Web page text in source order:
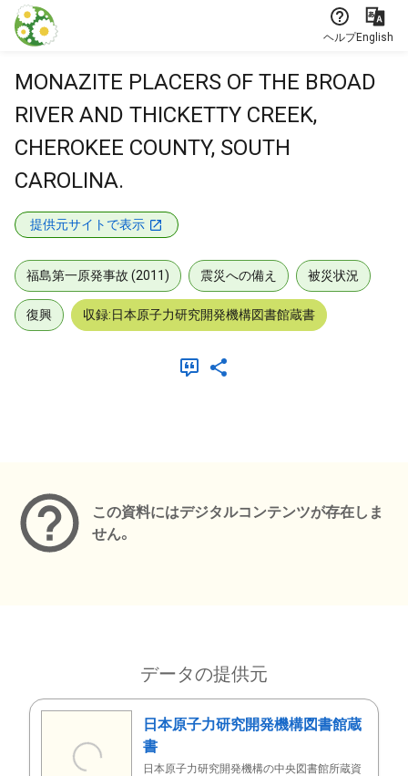
本文に飛ぶ
ヘルプEnglish
MONAZITE PLACERS OF THE BROAD
RIVER AND THICKETTY CREEK,
CHEROKEE COUNTY, SOUTH
CAROLINA.
提供元サイトで表示
福島第一原発事故 (2011) 震災への備え 被災状況
復興 収録:日本原子力研究開発機構図書館蔵書
この資料にはデジタルコンテンツが存在しま
せん。
データの提供元
日本原子力研究開発機構図書館蔵
書
日本原子力研究開発機構の中央図書館所蔵資